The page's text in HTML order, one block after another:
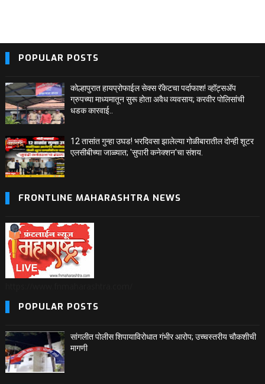
POPULAR POSTS
कोल्हापुरात हायप्रोफाईल सेक्स रॅकेटचा पर्दाफाश! व्हॉट्सअ‍ॅप
ग्रुपच्या माध्यमातून सुरू होता अवैध व्यवसाय; करवीर पोलिसांची
धडक कारवाई..
12 तासांत गुन्हा उघड! भरदिवसा झालेल्या गोळीबारातील दोन्ही शूटर
एलसीबीच्या जाळ्यात; 'सुपारी कनेक्शन'चा संशय.
FRONTLINE MAHARASHTRA NEWS
POPULAR POSTS
सांगलीत पोलीस शिपायाविरोधात गंभीर आरोप; उच्चस्तरीय चौकशीची
मागणी